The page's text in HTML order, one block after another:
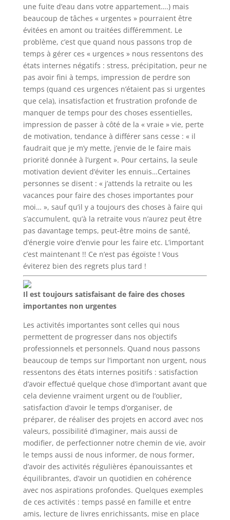
une fuite d’eau dans votre appartement….) mais
beaucoup de tâches « urgentes » pourraient être
évitées en amont ou traitées différemment. Le
problème, c’est que quand nous passons trop de
temps à gérer ces « urgences » nous ressentons des
états internes négatifs : stress, précipitation, peur ne
pas avoir fini à temps, impression de perdre son
temps (quand ces urgences n’étaient pas si urgentes
que cela), insatisfaction et frustration profonde de
manquer de temps pour des choses essentielles,
impression de passer à côté de la « vraie » vie, perte
de motivation, tendance à différer sans cesse : « il
faudrait que je m’y mette, j’envie de le faire mais
priorité donnée à l’urgent ». Pour certains, la seule
motivation devient d’éviter les ennuis…Certaines
personnes se disent : « j’attends la retraite ou les
vacances pour faire des choses importantes pour
moi… », sauf qu’il y a toujours des choses à faire qui
s’accumulent, qu’à la retraite vous n’aurez peut être
pas davantage temps, peut-être moins de santé,
d’énergie voire d’envie pour les faire etc. L’important
c’est maintenant !! Ce n’est pas égoïste ! Vous
éviterez bien des regrets plus tard !
Il est toujours satisfaisant de faire des choses
importantes non urgentes
Les activités importantes sont celles qui nous
permettent de progresser dans nos objectifs
professionnels et personnels. Quand nous passons
beaucoup de temps sur l’important non urgent, nous
ressentons des états internes positifs : satisfaction
d’avoir effectué quelque chose d’important avant que
cela devienne vraiment urgent ou de l’oublier,
satisfaction d’avoir le temps d’organiser, de
préparer, de réaliser des projets en accord avec nos
valeurs, possibilité d’imaginer, mais aussi de
modifier, de perfectionner notre chemin de vie, avoir
le temps aussi de nous informer, de nous former,
d’avoir des activités régulières épanouissantes et
équilibrantes, d’avoir un quotidien en cohérence
avec nos aspirations profondes. Quelques exemples
de ces activités : temps passé en famille et entre
amis, lecture de livres enrichissants, mise en place